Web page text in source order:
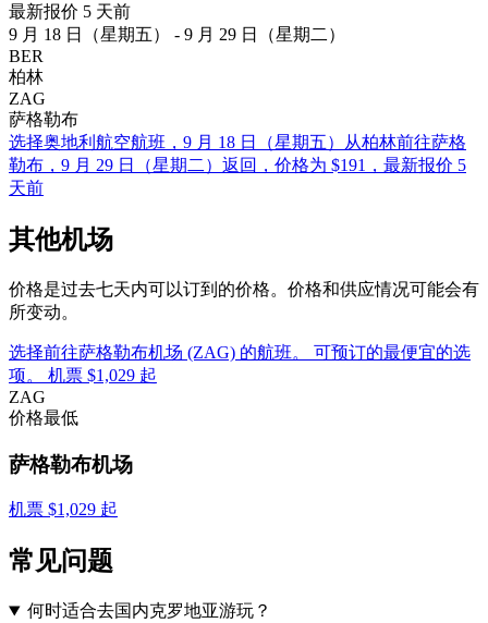
最新报价 5 天前
9 月 18 日（星期五） - 9 月 29 日（星期二）
BER
柏林
ZAG
萨格勒布
选择奥地利航空航班，9 月 18 日（星期五）从柏林前往萨格
勒布，9 月 29 日（星期二）返回，价格为 $191，最新报价 5
天前
其他机场
价格是过去七天内可以订到的价格。价格和供应情况可能会有
所变动。
选择前往萨格勒布机场 (ZAG) 的航班。 可预订的最便宜的选
项。 机票 $1,029 起
ZAG
价格最低
萨格勒布机场
机票 $1,029 起
常见问题
何时适合去国内克罗地亚游玩？